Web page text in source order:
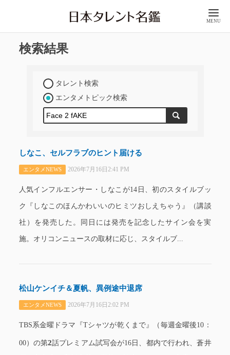
MENU
検索結果
タレント検索
エンタメトピック検索
しなこ、セルフラブのヒント届ける
エンタメNEWS 2026年7月16日2:41 PM
人気インフルエンサー・しなこが14日、初のスタイルブッ
ク『しなこのほんかわいいのヒミツおしえちゃう』（講談
社）を発売した。同日には発売を記念したサイン会を実
施。オリコンニュースの取材に応じ、スタイルブ...
松山ケンイチ＆夏帆、異例途中退席
エンタメNEWS 2026年7月16日2:02 PM
TBS系金曜ドラマ『Tシャツが乾くまで』（毎週金曜後10：
00）の第2話プレミアム試写会が16日、都内で行われ、蒼井